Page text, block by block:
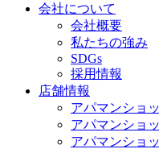
会社について
会社概要
私たちの強み
SDGs
採用情報
店舗情報
アパマンショ
アパマンショ
アパマンショ